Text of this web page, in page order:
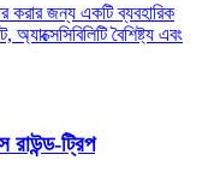
জন্য একটি ব্যবহারিক
বৈশিষ্ট্য এবং